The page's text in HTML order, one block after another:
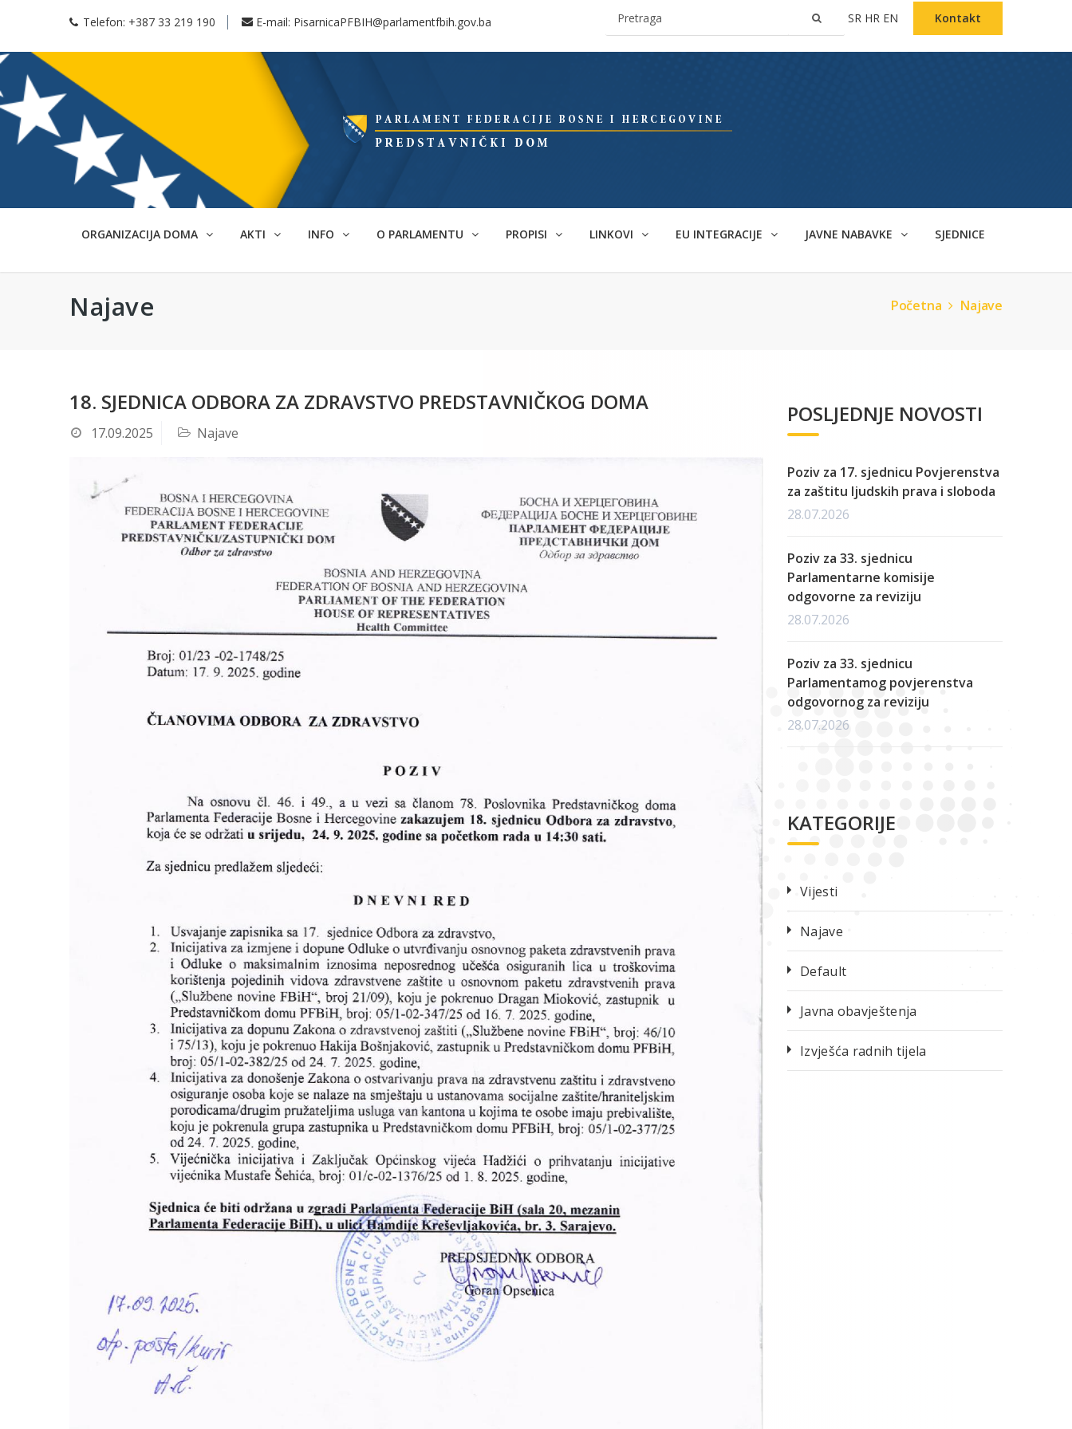
Telefon: +387 33 219 190 E-mail: PisarnicaPFBIH@parlamentfbih.gov.ba SR HR EN Kontakt
ORGANIZACIJA DOMA AKTI INFO O PARLAMENTU PROPISI LINKOVI EU INTEGRACIJE JAVNE NABAVKE SJEDNICE
Najave Početna Najave
18. SJEDNICA ODBORA ZA ZDRAVSTVO PREDSTAVNIČKOG DOMA
17.09.2025 Najave
POSLJEDNJE NOVOSTI
Poziv za 17. sjednicu Povjerenstva
za zaštitu ljudskih prava i sloboda
28.07.2026
Poziv za 33. sjednicu
Parlamentarne komisije
odgovorne za reviziju
28.07.2026
Poziv za 33. sjednicu
Parlamentamog povjerenstva
odgovornog za reviziju
28.07.2026
KATEGORIJE
Vijesti
Najave
Default
Javna obavještenja
Izvješća radnih tijela